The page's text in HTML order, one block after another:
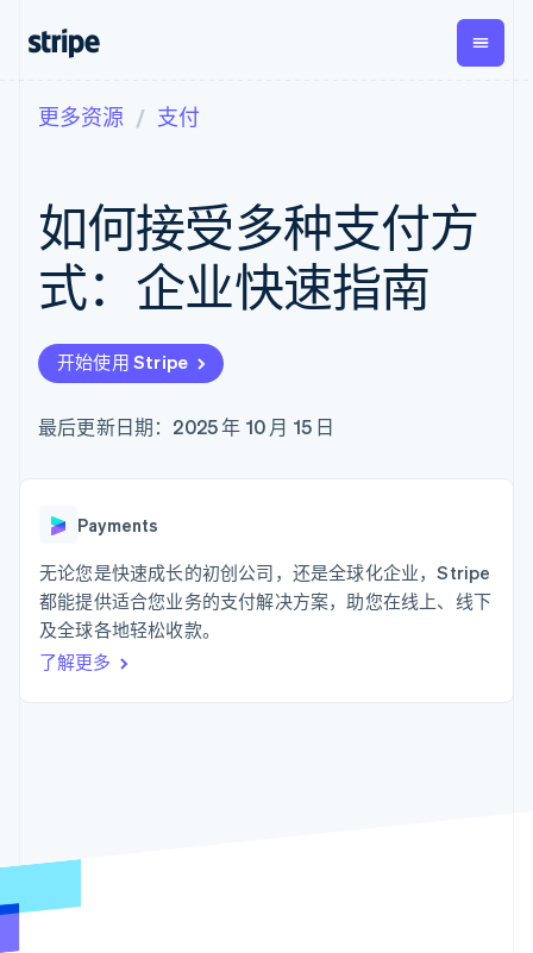
支付
在线支付
Payment links
无代码支付
Checkout
预构建支付界
Elements
灵活的 UI 组件
支持 125 种以
支付成功率优
化
Link
加速结账
经常性收入
Metronome
按用量计费
Subscriptions
订阅管理
一次性或定期
账单
销售税和增值
Data Pipeline
数据同步
Global
Payouts
向第三
方打款
更多
初创企业注册
按企业阶段
按应用场景
加密货币
电子商务
财务自动化
全球化企业
交易市场
文档
库与 SDK
Stripe Apps
接受线上付款
构建平台或交易市场
管理订阅
发行稳定币支持的支付卡
资源
学习
指南
支持
获取支持
托管支持方案
Sessions 年度大会
招聘
资讯中心
Stripe Press
更多资源 支付
如何接受多种支付方
式：企业快速指南
开始使用 Stripe
最后更新日期：2025 年 10 月 15 日
Payments
无论您是快速成长的初创公司，还是全球化企业，Stripe
都能提供适合您业务的支付解决方案，助您在线上、线下
及全球各地轻松收款。
了解更多